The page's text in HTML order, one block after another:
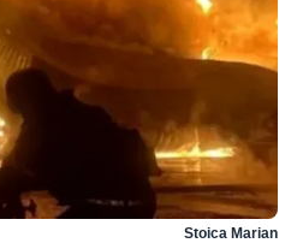
Stoica Marian